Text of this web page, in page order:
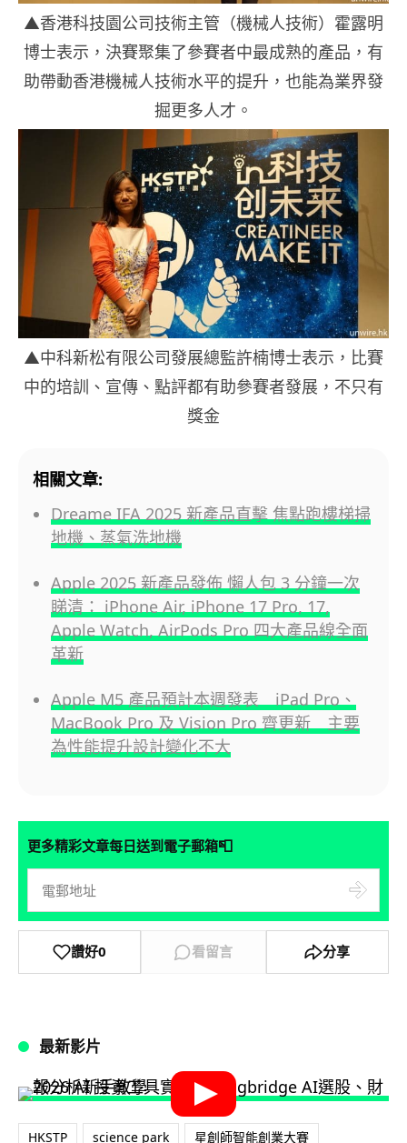
▲香港科技園公司技術主管（機械人技術）霍露明
博士表示，決賽聚集了參賽者中最成熟的產品，有
助帶動香港機械人技術水平的提升，也能為業界發
掘更多人才。
▲中科新松有限公司發展總監許楠博士表示，比賽
中的培訓、宣傳、點評都有助參賽者發展，不只有
獎金
相關文章:
Dreame IFA 2025 新產品直擊 焦點跑樓梯掃
地機、蒸氣洗地機
Apple 2025 新產品發佈 懶人包 3 分鐘一次
睇清： iPhone Air, iPhone 17 Pro, 17,
Apple Watch, AirPods Pro 四大產品線全面
革新
Apple M5 產品預計本週發表 iPad Pro、
MacBook Pro 及 Vision Pro 齊更新 主要
為性能提升設計變化不大
更多精彩文章每日送到電子郵箱📮
讚好0 看留言 分享
最新影片
HKSTP science park
星創師智能創業大賽